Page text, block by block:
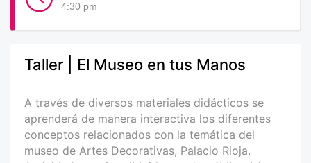
4:30 pm
Taller | El Museo en tus Manos
A través de diversos materiales didácticos se
aprenderá de manera interactiva los diferentes
conceptos relacionados con la temática del
museo de Artes Decorativas, Palacio Rioja.